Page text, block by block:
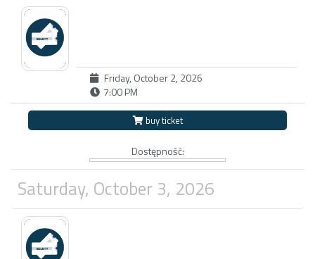
Friday, October 2, 2026
7:00 PM
buy ticket
Dostępność:
Saturday, October 3, 2026